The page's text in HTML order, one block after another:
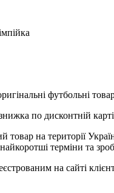
футбольні
по дисконтній
на території
терміни та
на сайті